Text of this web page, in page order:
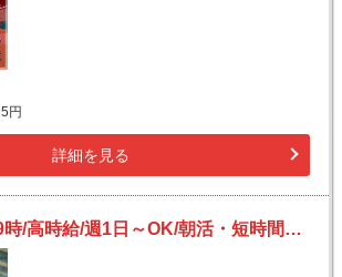
円
詳細を見る
【早朝】5時～9時/高時給/週1日～OK/朝活・短時間でサクッと稼ぐ/日払いOK(規定有)/Wワーク歓迎